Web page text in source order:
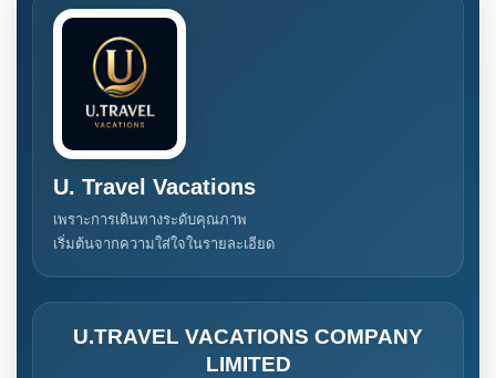
U. Travel Vacations
เพราะการเดินทางระดับคุณภาพ
เริ่มต้นจากความใส่ใจในรายละเอียด
U.TRAVEL VACATIONS COMPANY
LIMITED